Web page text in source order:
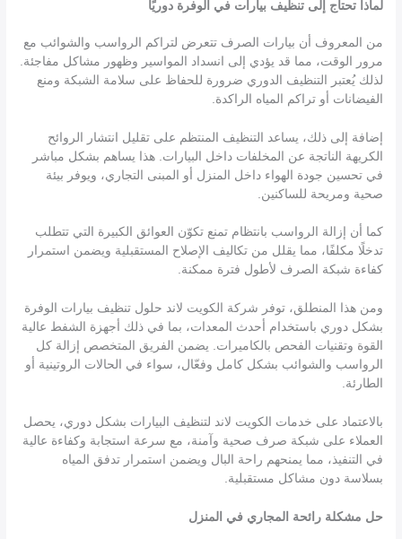
لماذا تحتاج إلى تنظيف بيارات في الوفرة دوريًا
من المعروف أن بيارات الصرف تتعرض لتراكم الرواسب والشوائب مع
مرور الوقت، مما قد يؤدي إلى انسداد المواسير وظهور مشاكل مفاجئة.
لذلك يُعتبر التنظيف الدوري ضرورة للحفاظ على سلامة الشبكة ومنع
الفيضانات أو تراكم المياه الراكدة.
إضافة إلى ذلك، يساعد التنظيف المنتظم على تقليل انتشار الروائح
الكريهة الناتجة عن المخلفات داخل البيارات. هذا يساهم بشكل مباشر
في تحسين جودة الهواء داخل المنزل أو المبنى التجاري، ويوفر بيئة
صحية ومريحة للساكنين.
كما أن إزالة الرواسب بانتظام تمنع تكوّن العوائق الكبيرة التي تتطلب
تدخلًا مكلفًا، مما يقلل من تكاليف الإصلاح المستقبلية ويضمن استمرار
كفاءة شبكة الصرف لأطول فترة ممكنة.
ومن هذا المنطلق، توفر شركة الكويت لاند حلول تنظيف بيارات الوفرة
بشكل دوري باستخدام أحدث المعدات، بما في ذلك أجهزة الشفط عالية
القوة وتقنيات الفحص بالكاميرات. يضمن الفريق المتخصص إزالة كل
الرواسب والشوائب بشكل كامل وفعّال، سواء في الحالات الروتينية أو
الطارئة.
بالاعتماد على خدمات الكويت لاند لتنظيف البيارات بشكل دوري، يحصل
العملاء على شبكة صرف صحية وآمنة، مع سرعة استجابة وكفاءة عالية
في التنفيذ، مما يمنحهم راحة البال ويضمن استمرار تدفق المياه
بسلاسة دون مشاكل مستقبلية.
حل مشكلة رائحة المجاري في المنزل